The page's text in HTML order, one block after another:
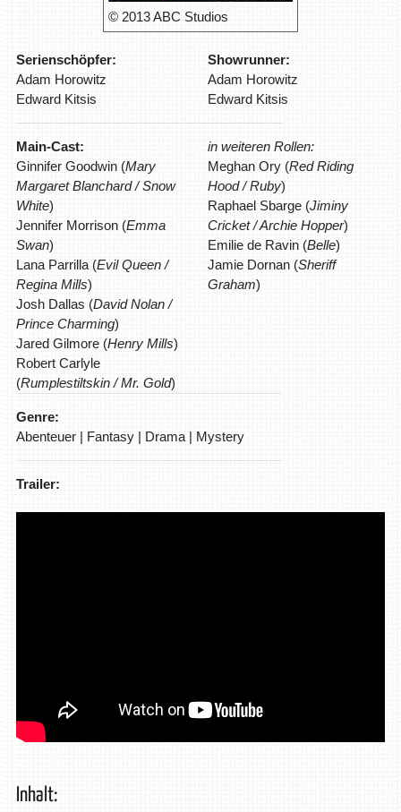
© 2013 ABC Studios
Serienschöpfer:
Adam Horowitz
Edward Kitsis
Showrunner:
Adam Horowitz
Edward Kitsis
Main-Cast:
Ginnifer Goodwin (Mary
Margaret Blanchard / Snow
White)
Jennifer Morrison (Emma
Swan)
Lana Parrilla (Evil Queen /
Regina Mills)
Josh Dallas (David Nolan /
Prince Charming)
Jared Gilmore (Henry Mills)
Robert Carlyle
(Rumplestiltskin / Mr. Gold)
in weiteren Rollen:
Meghan Ory (Red Riding
Hood / Ruby)
Raphael Sbarge (Jiminy
Cricket / Archie Hopper)
Emilie de Ravin (Belle)
Jamie Dornan (Sheriff
Graham)
Genre:
Abenteuer | Fantasy | Drama | Mystery
Trailer:
Inhalt: